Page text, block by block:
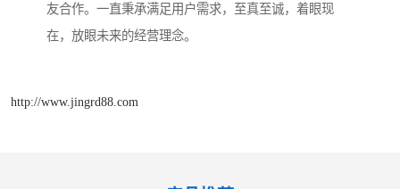
友合作。一直秉承满足用户需求，至真至诚，着眼现
在，放眼未来的经营理念。
http://www.jingrd88.com